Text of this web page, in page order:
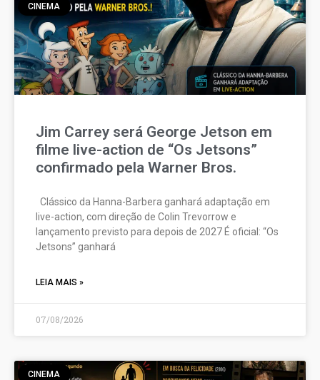
CINEMA
Jim Carrey será George Jetson em
filme live-action de “Os Jetsons”
confirmado pela Warner Bros.
Clássico da Hanna-Barbera ganhará adaptação em
live-action, com direção de Colin Trevorrow e
lançamento previsto para depois de 2027 É oficial: “Os
Jetsons” ganhará
LEIA MAIS »
07/08/2026
CINEMA